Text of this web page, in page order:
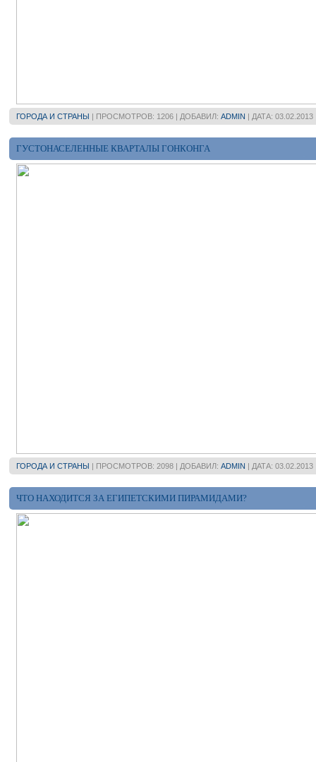
ГОРОДА И СТРАНЫ | ПРОСМОТРОВ: 1206 | ДОБАВИЛ: ADMIN | ДАТА: 03.02.2013
ГУСТОНАСЕЛЕННЫЕ КВАРТАЛЫ ГОНКОНГА
ГОРОДА И СТРАНЫ | ПРОСМОТРОВ: 2098 | ДОБАВИЛ: ADMIN | ДАТА: 03.02.2013
ЧТО НАХОДИТСЯ ЗА ЕГИПЕТСКИМИ ПИРАМИДАМИ?